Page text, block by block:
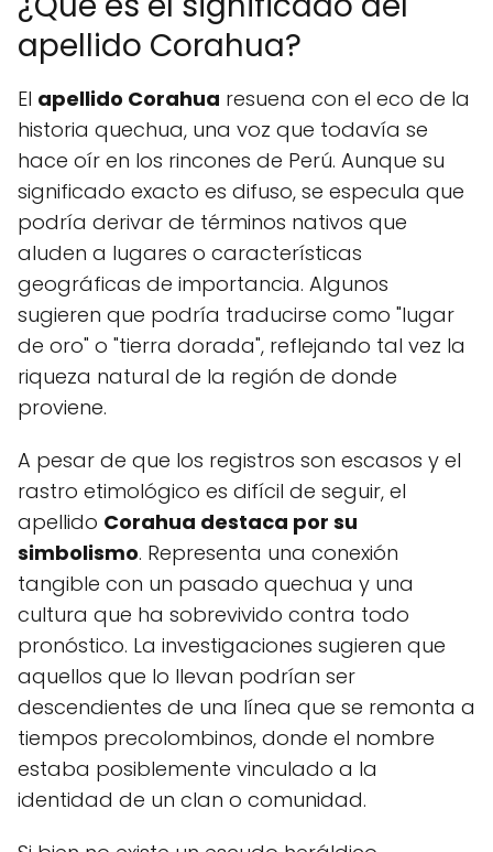
apellido Corahua?
El apellido Corahua resuena con el eco de la
historia quechua, una voz que todavía se
hace oír en los rincones de Perú. Aunque su
significado exacto es difuso, se especula que
podría derivar de términos nativos que
aluden a lugares o características
geográficas de importancia. Algunos
sugieren que podría traducirse como "lugar
de oro" o "tierra dorada", reflejando tal vez la
riqueza natural de la región de donde
proviene.
A pesar de que los registros son escasos y el
rastro etimológico es difícil de seguir, el
apellido Corahua destaca por su
simbolismo. Representa una conexión
tangible con un pasado quechua y una
cultura que ha sobrevivido contra todo
pronóstico. La investigaciones sugieren que
aquellos que lo llevan podrían ser
descendientes de una línea que se remonta a
tiempos precolombinos, donde el nombre
estaba posiblemente vinculado a la
identidad de un clan o comunidad.